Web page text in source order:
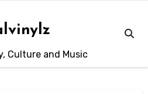
Culture and Music